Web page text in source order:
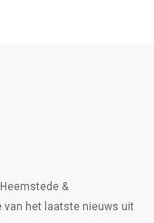
&
van het laatste nieuws uit